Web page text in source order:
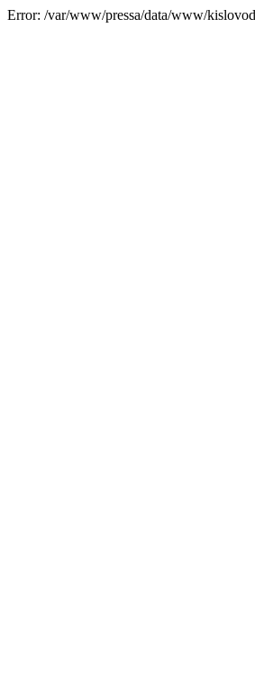
Error: /var/www/pressa/data/www/